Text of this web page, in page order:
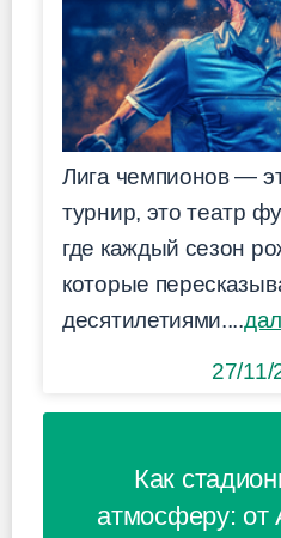
Лига чемпионов —
турнир, это театр
где каждый сезон
которые
десятилетиями....
27/11/
Как
атмосферу: от